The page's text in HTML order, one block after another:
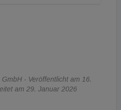
- Veröffentlicht am 16.
am 29. Januar 2026